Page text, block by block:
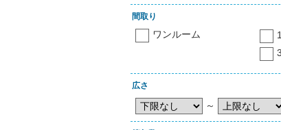
間取り
ワンルーム
広さ
～